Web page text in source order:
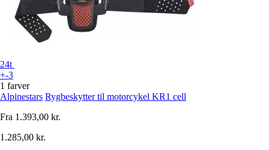
24t
+-3
1 farver
Alpinestars Rygbeskytter til motorcykel KR1 cell
Fra 1.393,00 kr.
1.285,00 kr.